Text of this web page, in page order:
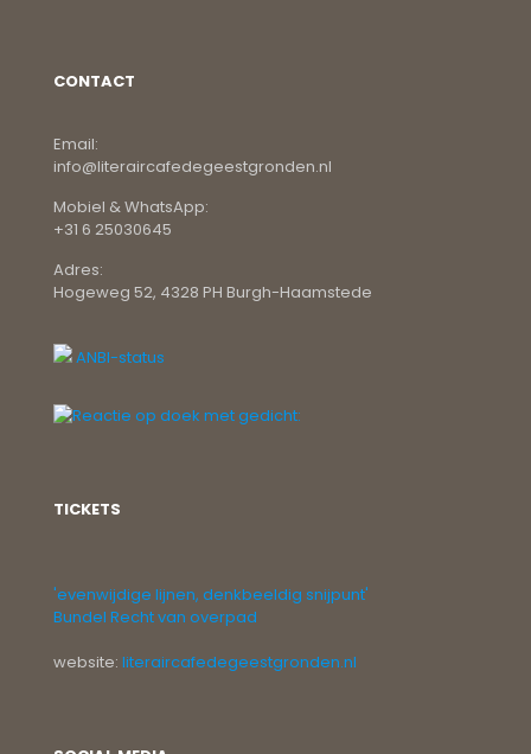
CONTACT
Email:
info@literaircafedegeestgronden.nl
Mobiel & WhatsApp:
+31 6 25030645
Adres:
Hogeweg 52, 4328 PH Burgh-Haamstede
ANBI-status
TICKETS
'evenwijdige lijnen, denkbeeldig snijpunt'
Bundel Recht van overpad
website: literaircafedegeestgronden.nl